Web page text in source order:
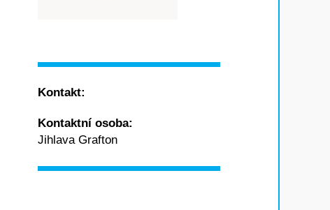
Kontakt:
Kontaktní osoba:
Jihlava Grafton